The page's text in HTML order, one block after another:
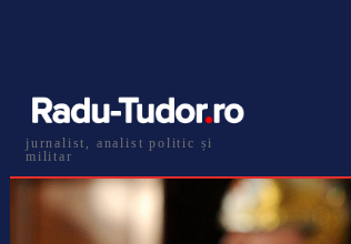
jurnalist, analist politic și
militar